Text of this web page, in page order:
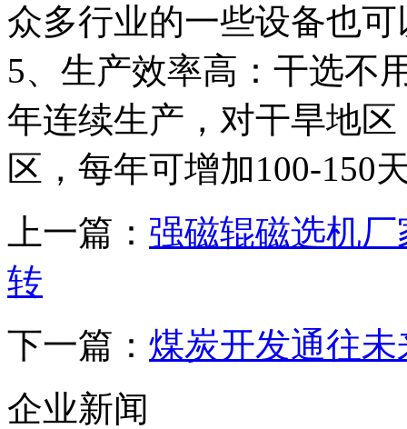
众多行业的一些设备也
5、生产效率高：干选不
年连续生产，对干旱地
区，每年可增加100-150
上一篇： 强磁辊磁选机
转
下一篇： 煤炭开发通往
企业新闻